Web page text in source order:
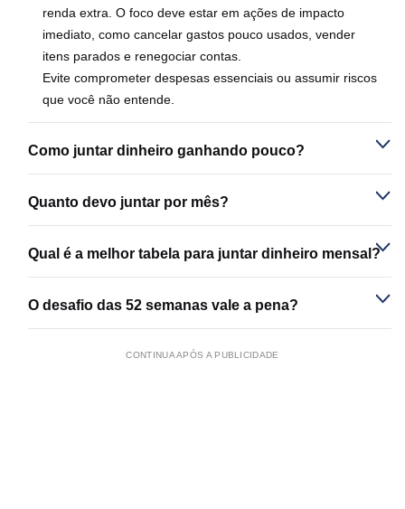
renda extra. O foco deve estar em ações de impacto
imediato, como cancelar gastos pouco usados, vender
itens parados e renegociar contas.
Evite comprometer despesas essenciais ou assumir riscos
que você não entende.
Como juntar dinheiro ganhando pouco?
Quanto devo juntar por mês?
Qual é a melhor tabela para juntar dinheiro mensal?
O desafio das 52 semanas vale a pena?
CONTINUA APÓS A PUBLICIDADE